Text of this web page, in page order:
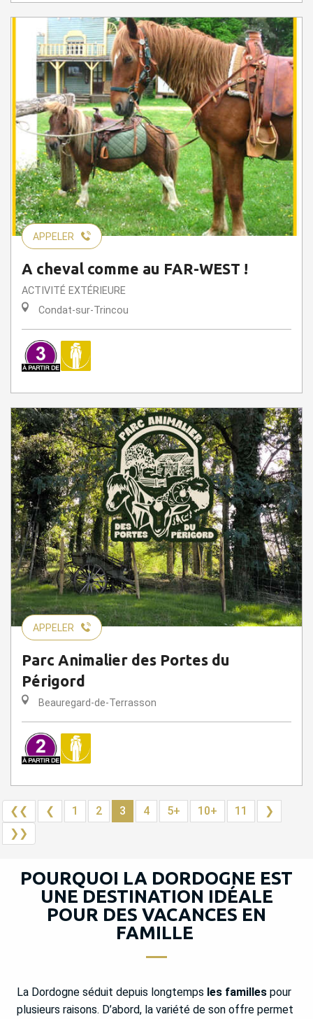
APPELER
A cheval comme au FAR-WEST !
ACTIVITÉ EXTÉRIEURE
Condat-sur-Trincou
APPELER
Parc Animalier des Portes du
Périgord
Beauregard-de-Terrasson
❮❮ ❮ 1 2 3 4 5+ 10+ 11
❯
❯❯
POURQUOI LA DORDOGNE EST
UNE DESTINATION IDÉALE
POUR DES VACANCES EN
FAMILLE
La Dordogne séduit depuis longtemps les familles pour
plusieurs raisons. D’abord, la variété de son offre permet